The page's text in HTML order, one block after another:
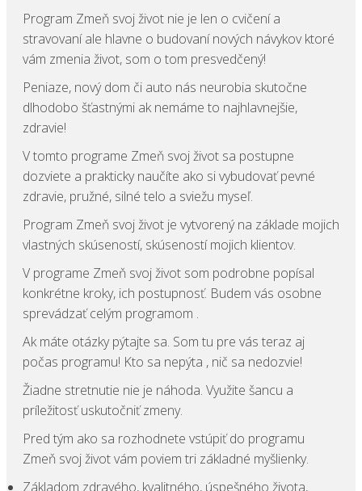
Program Zmeň svoj život nie je len o cvičení a
stravovaní ale hlavne o budovaní nových návykov ktoré
vám zmenia život, som o tom presvedčený!
Peniaze, nový dom či auto nás neurobia skutočne
dlhodobo šťastnými ak nemáme to najhlavnejšie,
zdravie!
V tomto programe Zmeň svoj život sa postupne
dozviete a prakticky naučíte ako si vybudovať pevné
zdravie, pružné, silné telo a sviežu myseľ.
Program Zmeň svoj život je vytvorený na základe mojich
vlastných skúseností, skúseností mojich klientov.
V programe Zmeň svoj život som podrobne popísal
konkrétne kroky, ich postupnosť. Budem vás osobne
sprevádzať celým programom .
Ak máte otázky pýtajte sa. Som tu pre vás teraz aj
počas programu! Kto sa nepýta , nič sa nedozvie!
Žiadne stretnutie nie je náhoda. Využite šancu a
príležitosť uskutočniť zmeny.
Pred tým ako sa rozhodnete vstúpiť do programu
Zmeň svoj život vám poviem tri základné myšlienky.
Základom zdravého, kvalitného, úspešného života,